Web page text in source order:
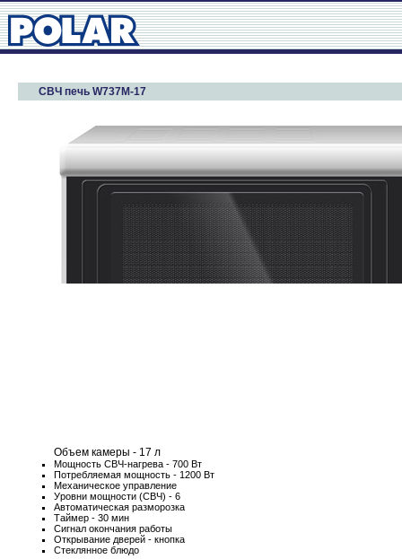
СВЧ печь W737M-17
Объем камеры - 17 л
Мощность СВЧ-нагрева - 700 Вт
Потребляемая мощность - 1200 Вт
Механическое управление
Уровни мощности (СВЧ) - 6
Автоматическая разморозка
Таймер - 30 мин
Сигнал окончания работы
Открывание дверей - кнопка
Стеклянное блюдо